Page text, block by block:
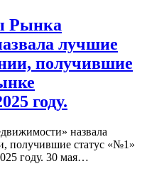
Рынка
лучшие
получившие
году.
назвала
получившие статус «№1»
году. 30 мая…